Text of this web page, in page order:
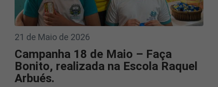
21 de Maio de 2026
Campanha 18 de Maio – Faça
Bonito, realizada na Escola Raquel
Arbués.